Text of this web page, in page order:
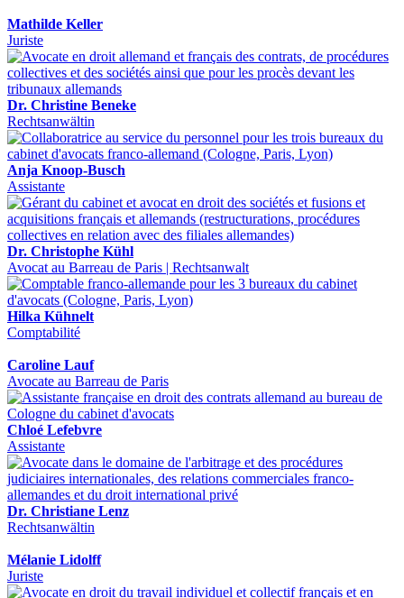
Mathilde Keller
Juriste
Dr. Christine Beneke
Rechtsanwältin
Anja Knoop-Busch
Assistante
Dr. Christophe Kühl
Avocat au Barreau de Paris | Rechtsanwalt
Hilka Kühnelt
Comptabilité
Caroline Lauf
Avocate au Barreau de Paris
Chloé Lefebvre
Assistante
Dr. Christiane Lenz
Rechtsanwältin
Mélanie Lidolff
Juriste